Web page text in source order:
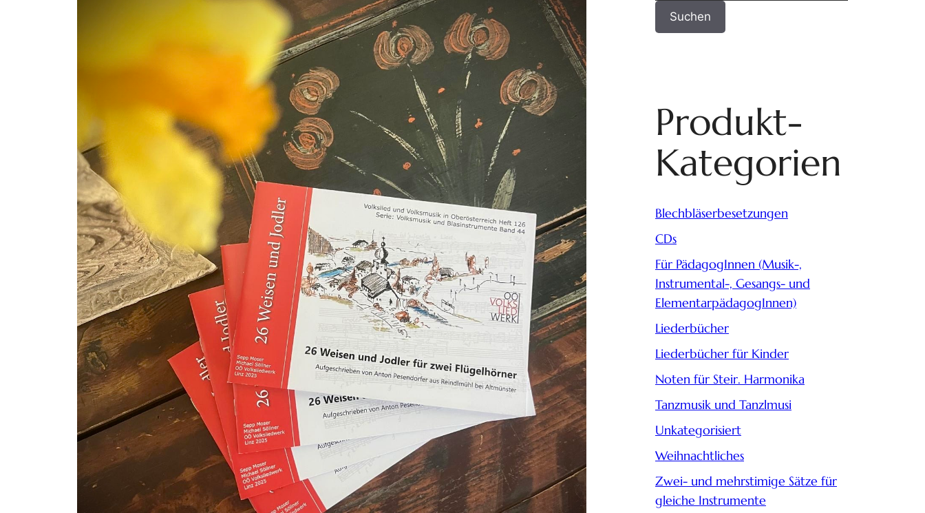
Suchen
Produkt-
Kategorien
Blechbläserbesetzungen
CDs
Für PädagogInnen (Musik-,
Instrumental-, Gesangs- und
ElementarpädagogInnen)
Liederbücher
Liederbücher für Kinder
Noten für Steir. Harmonika
Tanzmusik und Tanzlmusi
Unkategorisiert
Weihnachtliches
Zwei- und mehrstimige Sätze für
gleiche Instrumente